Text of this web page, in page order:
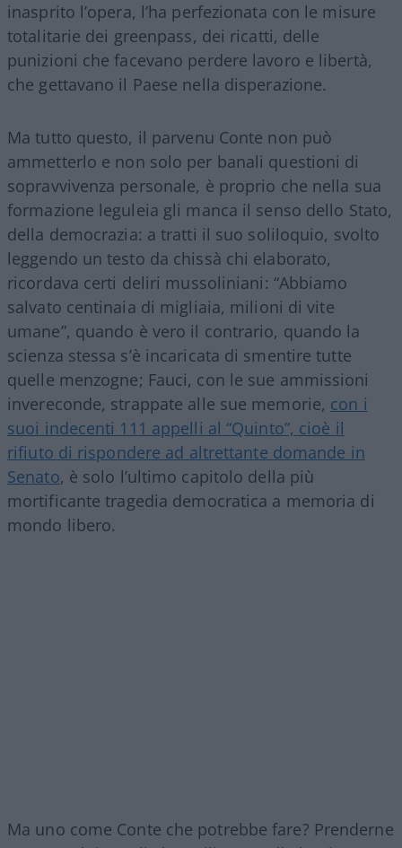
inasprito l’opera, l’ha perfezionata con le misure
totalitarie dei greenpass, dei ricatti, delle
punizioni che facevano perdere lavoro e libertà,
che gettavano il Paese nella disperazione.
Ma tutto questo, il parvenu Conte non può
ammetterlo e non solo per banali questioni di
sopravvivenza personale, è proprio che nella sua
formazione leguleia gli manca il senso dello Stato,
della democrazia: a tratti il suo soliloquio, svolto
leggendo un testo da chissà chi elaborato,
ricordava certi deliri mussoliniani: “Abbiamo
salvato centinaia di migliaia, milioni di vite
umane”, quando è vero il contrario, quando la
scienza stessa s’è incaricata di smentire tutte
quelle menzogne; Fauci, con le sue ammissioni
invereconde, strappate alle sue memorie, con i
suoi indecenti 111 appelli al “Quinto”, cioè il
rifiuto di rispondere ad altrettante domande in
Senato, è solo l’ultimo capitolo della più
mortificante tragedia democratica a memoria di
mondo libero.
Ma uno come Conte che potrebbe fare? Prenderne